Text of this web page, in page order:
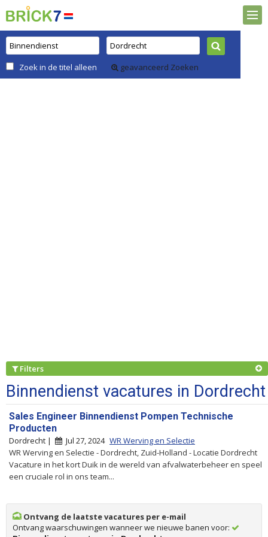
Zoek in de titel alleen geavanceerd Zoeken
Filters
Binnendienst vacatures in Dordrecht
Sales Engineer Binnendienst Pompen Technische
Producten
Dordrecht | Jul 27, 2024 WR Werving en Selectie
WR Werving en Selectie - Dordrecht, Zuid-Holland - Locatie Dordrecht
Vacature in het kort Duik in de wereld van afvalwaterbeheer en speel
een cruciale rol in ons team...
Ontvang de laatste vacatures per e-mail
Ontvang waarschuwingen wanneer we nieuwe banen voor: